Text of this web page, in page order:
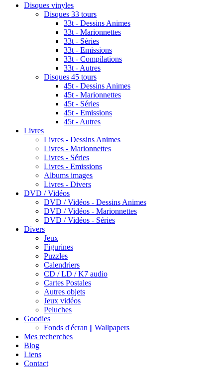
Disques vinyles
Disques 33 tours
33t - Dessins Animes
33t - Marionnettes
33t - Séries
33t - Emissions
33t - Compilations
33t - Autres
Disques 45 tours
45t - Dessins Animes
45t - Marionnettes
45t - Séries
45t - Emissions
45t - Autres
Livres
Livres - Dessins Animes
Livres - Marionnettes
Livres - Séries
Livres - Emissions
Albums images
Livres - Divers
DVD / Vidéos
DVD / Vidéos - Dessins Animes
DVD / Vidéos - Marionnettes
DVD / Vidéos - Séries
Divers
Jeux
Figurines
Puzzles
Calendriers
CD / LD / K7 audio
Cartes Postales
Autres objets
Jeux vidéos
Peluches
Goodies
Fonds d'écran || Wallpapers
Mes recherches
Blog
Liens
Contact